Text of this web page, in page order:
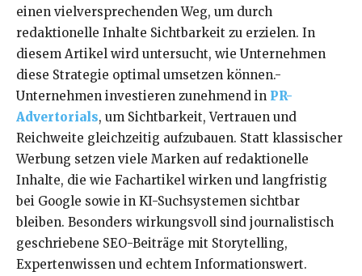
einen vielversprechenden Weg, um durch
redaktionelle Inhalte Sichtbarkeit zu erzielen. In
diesem Artikel wird untersucht, wie Unternehmen
diese Strategie optimal umsetzen können.-
Unternehmen investieren zunehmend in PR-
Advertorials, um Sichtbarkeit, Vertrauen und
Reichweite gleichzeitig aufzubauen. Statt klassischer
Werbung setzen viele Marken auf redaktionelle
Inhalte, die wie Fachartikel wirken und langfristig
bei Google sowie in KI-Suchsystemen sichtbar
bleiben. Besonders wirkungsvoll sind journalistisch
geschriebene SEO-Beiträge mit Storytelling,
Expertenwissen und echtem Informationswert.